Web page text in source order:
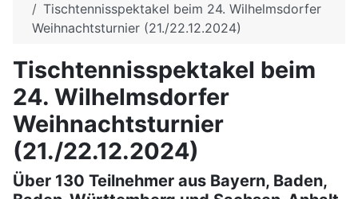
Tischtennisspektakel beim 24. Wilhelmsdorfer
Weihnachtsturnier (21./22.12.2024)
Tischtennisspektakel beim
24. Wilhelmsdorfer
Weihnachtsturnier
(21./22.12.2024)
Über 130 Teilnehmer aus Bayern, Baden,